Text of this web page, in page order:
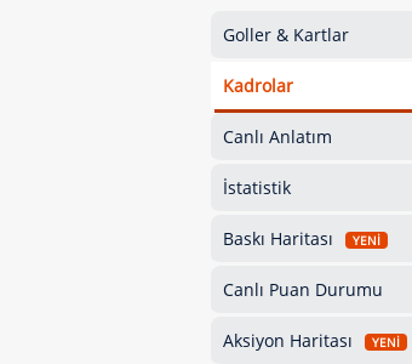
Goller & Kartlar
Kadrolar
Canlı Anlatım
İstatistik
Baskı Haritası YENİ
Canlı Puan Durumu
Aksiyon Haritası YENİ